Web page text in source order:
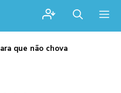
que não chova